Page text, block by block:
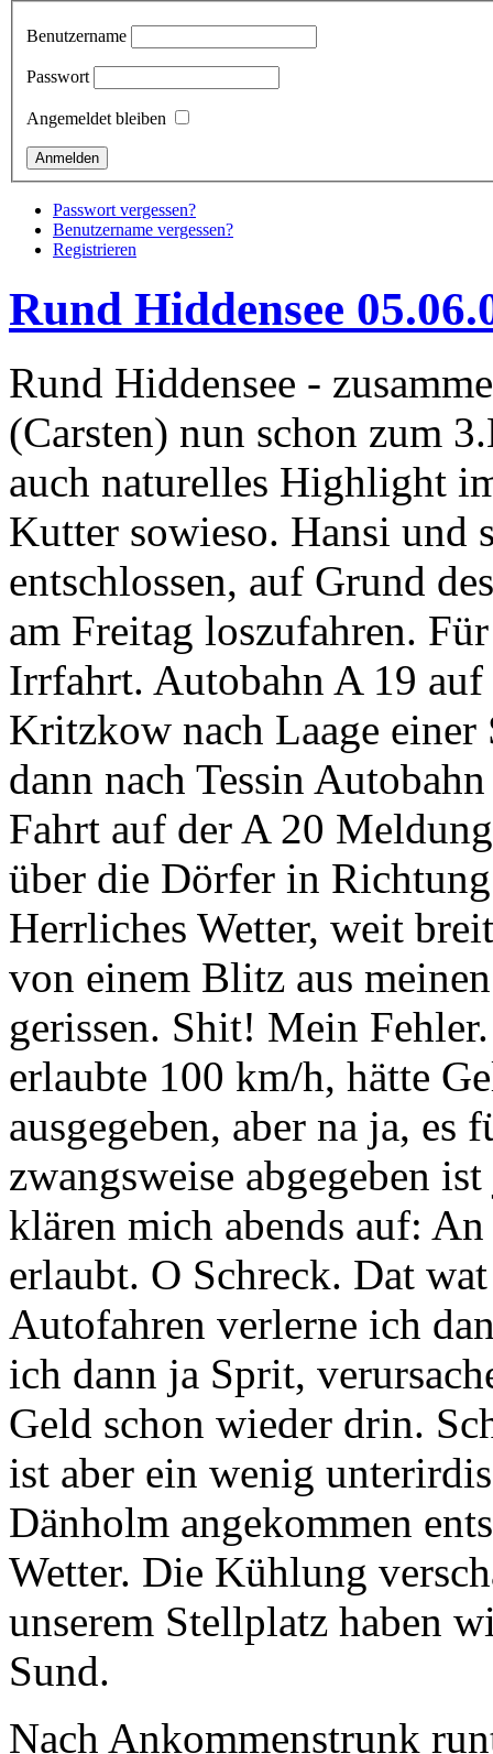
Benutzername
Passwort
Angemeldet bleiben
Passwort vergessen?
Benutzername vergessen?
Registrieren
Rund Hiddensee
Rund Hiddensee -
(Carsten) nun schon zum
auch naturelles Highlight
Kutter sowieso. Hansi und
entschlossen, auf Grund
am Freitag loszufahren.
Irrfahrt. Autobahn A 19
Kritzkow nach Laage einer
dann nach Tessin
Fahrt auf der A 20
über die Dörfer in
Herrliches Wetter, weit
von einem Blitz aus
gerissen. Shit! Mein
erlaubte 100 km/h, hätte
ausgegeben, aber na ja, es
zwangsweise abgegeben
klären mich abends auf:
erlaubt. O Schreck. Dat
Autofahren verlerne ich
ich dann ja Sprit,
Geld schon wieder drin.
ist aber ein wenig
Dänholm angekommen
Wetter. Die Kühlung
unserem Stellplatz haben
Sund.
Nach Ankommenstrunk